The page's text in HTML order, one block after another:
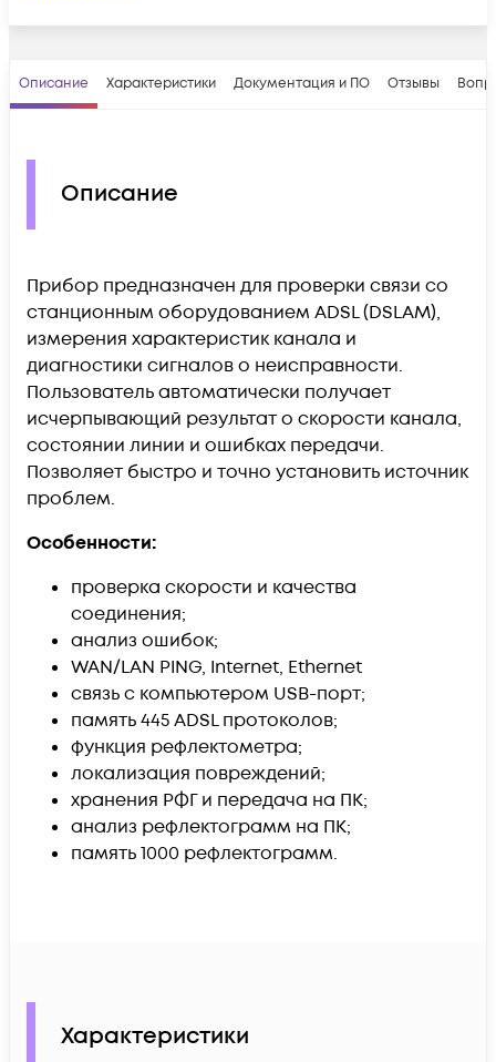
Описание Характеристики Документация и ПО Отзывы
Описание
Прибор предназначен для проверки связи со
станционным оборудованием ADSL (DSLAM),
измерения характеристик канала и
диагностики сигналов о неисправности.
Пользователь автоматически получает
исчерпывающий результат о скорости канала,
состоянии линии и ошибках передачи.
Позволяет быстро и точно установить источник
проблем.
Особенности:
проверка скорости и качества
соединения;
анализ ошибок;
WAN/LAN PING, Internet, Ethernet
связь с компьютером USB-порт;
память 445 ADSL протоколов;
функция рефлектометра;
локализация повреждений;
хранения РФГ и передача на ПК;
анализ рефлектограмм на ПК;
память 1000 рефлектограмм.
Характеристики